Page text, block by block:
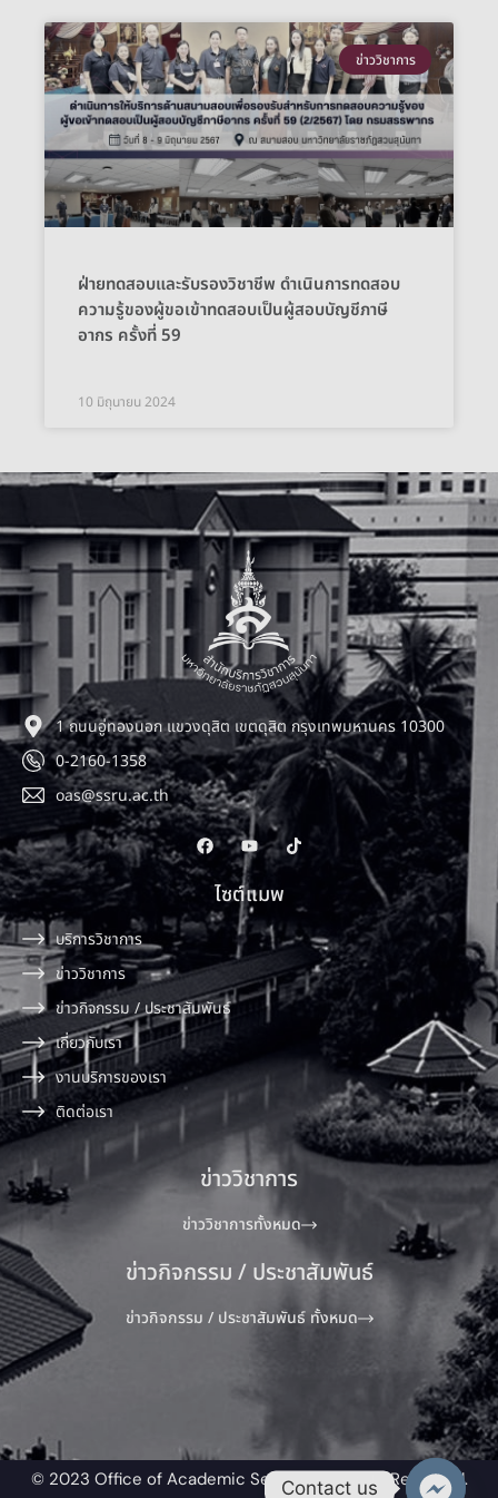
ข่าววิชาการ
ฝ่ายทดสอบและรับรองวิชาชีพ ดำเนินการทดสอบ
ความรู้ของผู้ขอเข้าทดสอบเป็นผู้สอบบัญชีภาษี
อากร ครั้งที่ 59
10 มิถุนายน 2024
1 ถนนอู่ทองนอก แขวงดุสิต เขตดุสิต กรุงเทพมหานคร 10300
0-2160-1358
oas@ssru.ac.th
ไซต์แมพ
บริการวิชาการ
ข่าววิชาการ
ข่าวกิจกรรม / ประชาสัมพันธ์
เกี่ยวกับเรา
งานบริการของเรา
ติดต่อเรา
ข่าววิชาการ
ข่าววิชาการทั้งหมด
ข่าวกิจกรรม / ประชาสัมพันธ์
ข่าวกิจกรรม / ประชาสัมพันธ์ ทั้งหมด
© 2023 Office of Academic Service All Rights Reserved.​
Contact us